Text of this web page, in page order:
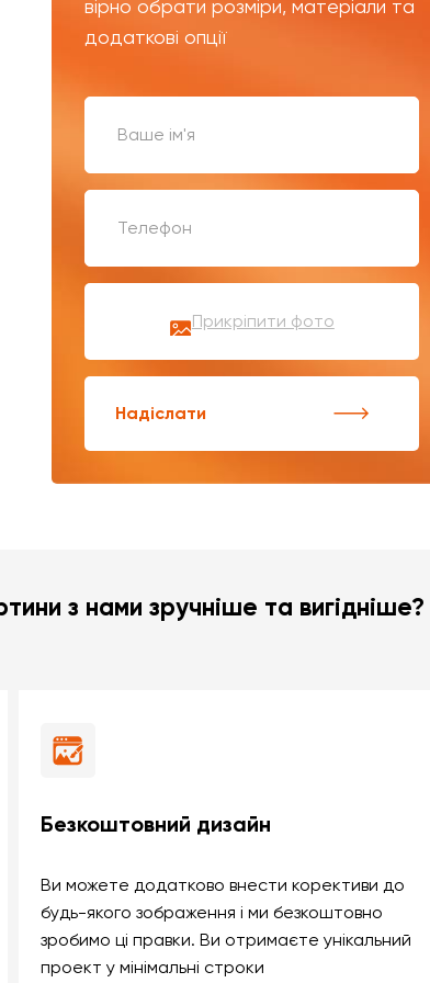
вірно обрати розміри, матеріали та
додаткові опції
Прикріпити фото
Надіслати
з нами зручніше та вигідніше?
Безкоштовний дизайн
Ви можете додатково внести корективи до
будь-якого зображення і ми безкоштовно
зробимо ці правки. Ви отримаєте унікальний
проект у мінімальні строки